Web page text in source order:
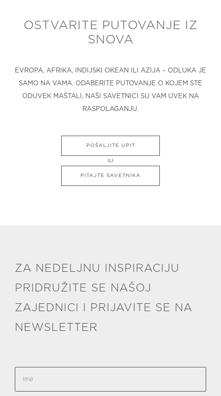
OSTVARITE PUTOVANJE IZ
SNOVA
EVROPA, AFRIKA, INDIJSKI OKEAN ILI AZIJA – ODLUKA JE
SAMO NA VAMA. ODABERITE PUTOVANJE O KOJEM STE
ODUVEK MAŠTALI, NAŠI SAVETNICI SU VAM UVEK NA
RASPOLAGANJU.
POŠALJITE UPIT
ILI
PITAJTE SAVETNIKA
ZA NEDELJNU INSPIRACIJU
PRIDRUŽITE SE NAŠOJ
ZAJEDNICI I PRIJAVITE SE NA
NEWSLETTER